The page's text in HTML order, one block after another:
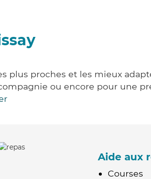
plus proches et les mieux
ou encore pour une
Aide aux
Courses